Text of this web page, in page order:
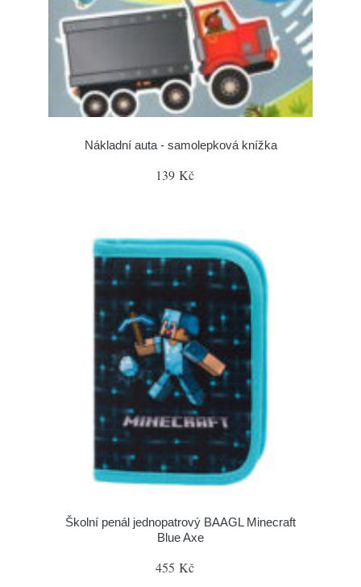
Nákladní auta - samolepková knížka
139 Kč
Školní penál jednopatrový BAAGL Minecraft
Blue Axe
455 Kč